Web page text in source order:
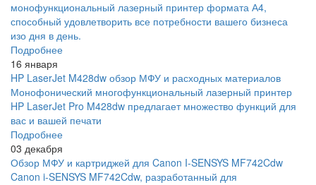
монофункциональный лазерный принтер формата А4,
способный удовлетворить все потребности вашего бизнеса
изо дня в день.
Подробнее
16 января
HP LaserJet M428dw обзор МФУ и расходных материалов
Монофонический многофункциональный лазерный принтер
HP LaserJet Pro M428dw предлагает множество функций для
вас и вашей печати
Подробнее
03 декабря
Обзор МФУ и картриджей для Canon I-SENSYS MF742Cdw
Canon i-SENSYS MF742Cdw, разработанный для